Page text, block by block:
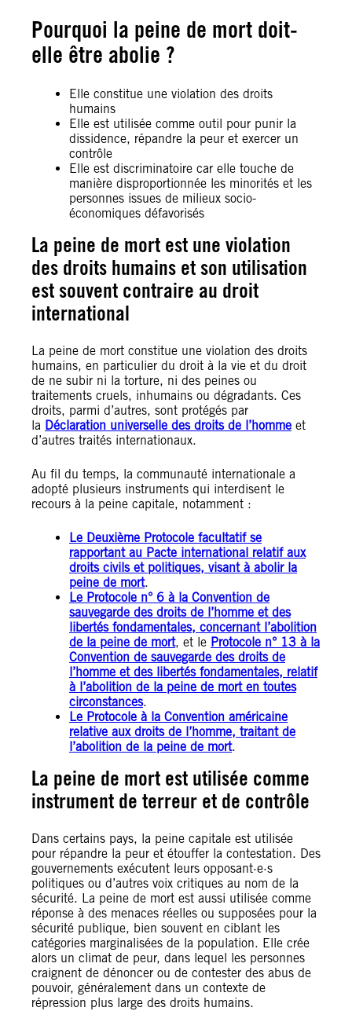
Pourquoi la peine de mort doit-
elle être abolie ?
Elle constitue une violation des droits
humains
Elle est utilisée comme outil pour punir la
dissidence, répandre la peur et exercer un
contrôle
Elle est discriminatoire car elle touche de
manière disproportionnée les minorités et les
personnes issues de milieux socio-
économiques défavorisés
La peine de mort est une violation
des droits humains et son utilisation
est souvent contraire au droit
international
La peine de mort constitue une violation des droits
humains, en particulier du droit à la vie et du droit
de ne subir ni la torture, ni des peines ou
traitements cruels, inhumains ou dégradants. Ces
droits, parmi d’autres, sont protégés par
la Déclaration universelle des droits de l’homme et
d’autres traités internationaux.
Au fil du temps, la communauté internationale a
adopté plusieurs instruments qui interdisent le
recours à la peine capitale, notamment :
Le Deuxième Protocole facultatif se
rapportant au Pacte international relatif aux
droits civils et politiques, visant à abolir la
peine de mort.
Le Protocole n° 6 à la Convention de
sauvegarde des droits de l’homme et des
libertés fondamentales, concernant l’abolition
de la peine de mort, et le Protocole n° 13 à la
Convention de sauvegarde des droits de
l’homme et des libertés fondamentales, relatif
à l’abolition de la peine de mort en toutes
circonstances.
Le Protocole à la Convention américaine
relative aux droits de l’homme, traitant de
l’abolition de la peine de mort.
La peine de mort est utilisée comme
instrument de terreur et de contrôle
Dans certains pays, la peine capitale est utilisée
pour répandre la peur et étouffer la contestation. Des
gouvernements exécutent leurs opposant·e·s
politiques ou d’autres voix critiques au nom de la
sécurité. La peine de mort est aussi utilisée comme
réponse à des menaces réelles ou supposées pour la
sécurité publique, bien souvent en ciblant les
catégories marginalisées de la population. Elle crée
alors un climat de peur, dans lequel les personnes
craignent de dénoncer ou de contester des abus de
pouvoir, généralement dans un contexte de
répression plus large des droits humains.